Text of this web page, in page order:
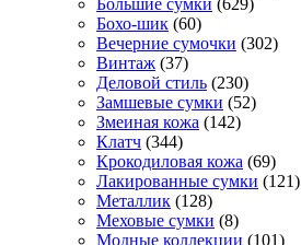
Большие сумки (629)
Бохо-шик (60)
Вечерние сумочки (302)
Винтаж (37)
Деловой стиль (230)
Замшевые сумки (52)
Змеиная кожа (142)
Клатч (344)
Крокодиловая кожа (69)
Лакированные сумки (121)
Металлик (128)
Меховые сумки (8)
Модные коллекции (101)